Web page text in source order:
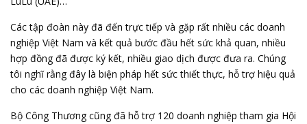
Các tập đoàn này đã đến trực tiếp và gặp rất nhiều các doanh
nghiệp Việt Nam và kết quả bước đầu hết sức khả quan, nhiều
hợp đồng đã được ký kết, nhiều giao dịch được đưa ra. Chúng
tôi nghĩ rằng đây là biện pháp hết sức thiết thực, hỗ trợ hiệu quả
cho các doanh nghiệp Việt Nam.
Bộ Công Thương cũng đã hỗ trợ 120 doanh nghiệp tham gia Hội